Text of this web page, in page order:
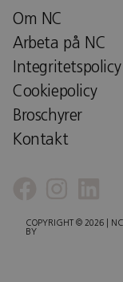
Om NC
Arbeta på NC
Integritetspolicy
Cookiepolicy
Broschyrer
Kontakt
COPYRIGHT © 2026 |
BY